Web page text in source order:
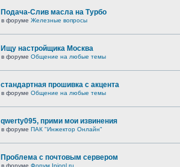
Подача-Слив масла на Турбо
в форуме Железные вопросы
Ищу настройщика Москва
в форуме Общение на любые темы
стандартная прошивка с акцента
в форуме Общение на любые темы
qwerty095, прими мои извинения
в форуме ПАК "Инжектор Онлайн"
Проблема с почтовым сервером
в форуме Форум Injonl.ru